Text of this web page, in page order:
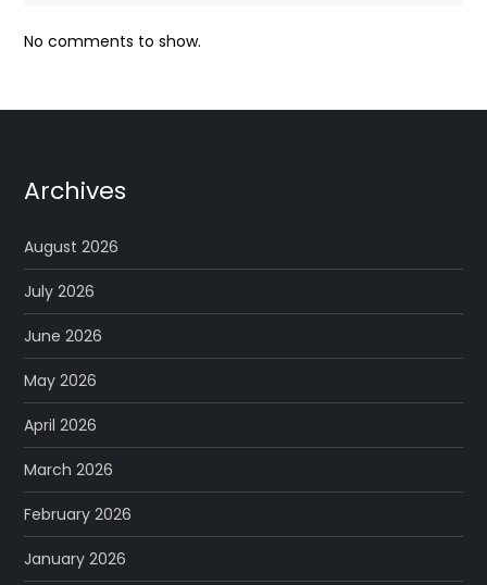
No comments to show.
Archives
August 2026
July 2026
June 2026
May 2026
April 2026
March 2026
February 2026
January 2026